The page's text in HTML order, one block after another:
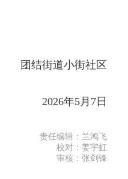
团结街道小街社区
2026年5月7日
责任编辑：兰鸿飞
校对：姜宇虹
审核：张剑锋